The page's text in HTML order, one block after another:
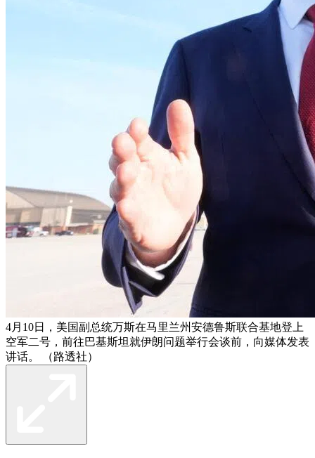
4月10日，美国副总统万斯在马里兰州安德鲁斯联合基地登上
空军二号，前往巴基斯坦就伊朗问题举行会谈前，向媒体发表
讲话。 （路透社）